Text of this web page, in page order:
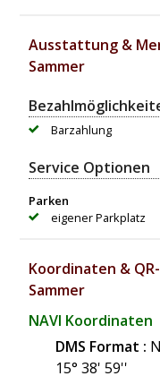
Ausstattung &
Sammer
Barzahlung
Service Optionen
Parken
eigener Parkplatz
Koordinaten &
Sammer
NAVI Koordinaten
DMS Format :
15° 38' 59''